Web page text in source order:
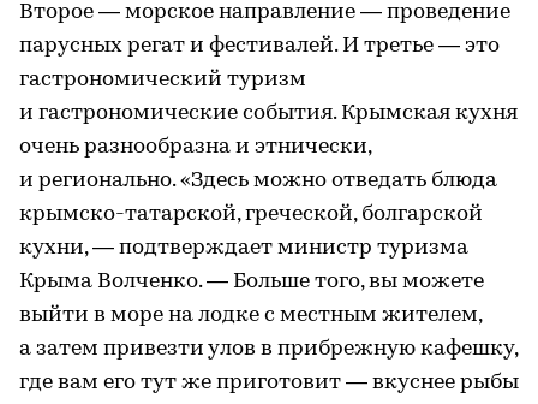
Второе — морское направление — проведение
парусных регат и фестивалей. И третье — это
гастрономический туризм
и гастрономические события. Крымская кухня
очень разнообразна и этнически,
и регионально. «Здесь можно отведать блюда
крымско-татарской, греческой, болгарской
кухни, — подтверждает министр туризма
Крыма Волченко. — Больше того, вы можете
выйти в море на лодке с местным жителем,
а затем привезти улов в прибрежную кафешку,
где вам его тут же приготовит — вкуснее рыбы